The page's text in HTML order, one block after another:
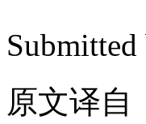
Submitted
原文译自